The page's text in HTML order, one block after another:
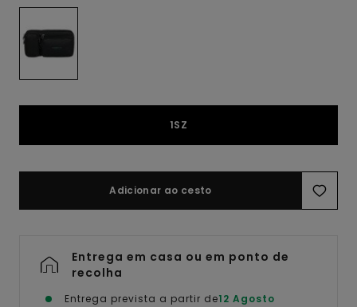
1SZ
Adicionar ao cesto
Entrega em casa ou em ponto de
recolha
Entrega prevista a partir de12 Agosto